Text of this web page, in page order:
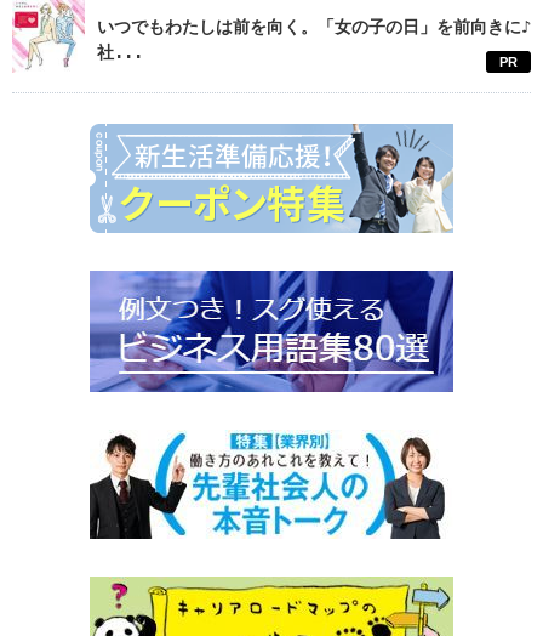
いつでもわたしは前を向く。「女の子の日」を前向きに♪
社...
PR